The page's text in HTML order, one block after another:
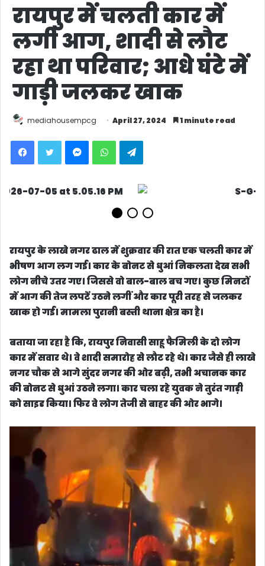
रायपुर में चलती कार में
लगी आग, शादी से लौट
रहा था परिवार; आधे घंटे में
गाड़ी जलकर खाक
mediahousempcg April 27, 2024 1 minute read
Facebook Twitter Messenger WhatsApp
रायपुर के लाखे नगर ढाल में शुक्रवार की रात एक चलती कार में
भीषण आग लग गई। कार के बोनट से धुआं निकलता देख सभी
लोग नीचे उतर गए। जिससे वो बाल-बाल बच गए। कुछ मिनटों
में आग की तेज लपटें उठने लगीं और कार पूरी तरह से जलकर
खाक हो गई। मामला पुरानी बस्ती थाना क्षेत्र का है।
बताया जा रहा है कि, रायपुर निवासी साहू फैमिली के दो लोग
कार में सवार थे। वे शादी समारोह से लौट रहे थे। कार जैसे ही लाखे
नगर चौक से आगे सुंदर नगर की ओर बढ़ी, तभी अचानक कार
की बोनट से धुआं उठने लगा। कार चला रहे युवक ने तुरंत गाड़ी
को साइड किया। फिर वे लोग तेजी से बाहर की ओर भागे।